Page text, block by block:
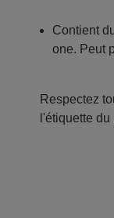
Contient
one. Peut
Respectez
l'étiquette du